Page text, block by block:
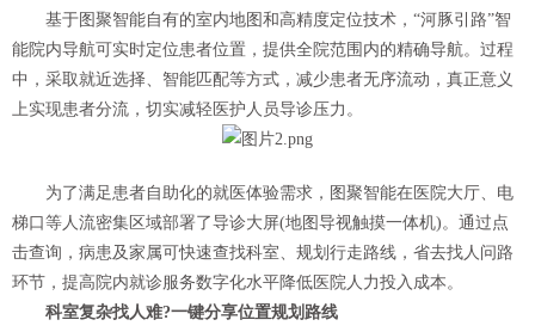
基于图聚智能自有的室内地图和高精度定位技术，“河豚引路”智
能院内导航可实时定位患者位置，提供全院范围内的精确导航。过程
中，采取就近选择、智能匹配等方式，减少患者无序流动，真正意义
上实现患者分流，切实减轻医护人员导诊压力。
为了满足患者自助化的就医体验需求，图聚智能在医院大厅、电
梯口等人流密集区域部署了导诊大屏(地图导视触摸一体机)。通过点
击查询，病患及家属可快速查找科室、规划行走路线，省去找人问路
环节，提高院内就诊服务数字化水平降低医院人力投入成本。
科室复杂找人难?一键分享位置规划路线